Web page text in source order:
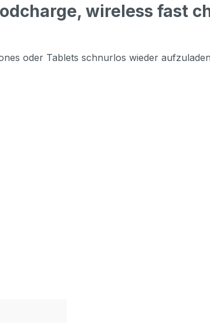
wireless fast
oder Tablets schnurlos wieder